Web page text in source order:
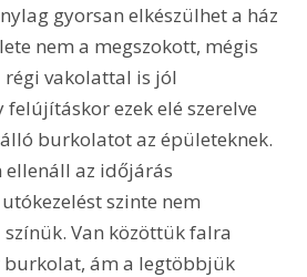
gyorsan elkészülhet a ház
nem a megszokott, mégis
régi vakolattal is jól
ezek elé szerelve
burkolatot az épületeknek.
az időjárás
szinte nem
Van közöttük falra
ám a legtöbbjük